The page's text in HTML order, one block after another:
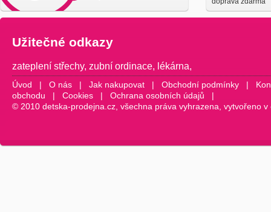
Užitečné odkazy
zateplení střechy, zubní ordinace, lékárna,
Úvod | O nás | Jak nakupovat | Obchodní podmínky |
obchodu | Cookies | Ochrana osobních údajů |
© 2010 detska-prodejna.cz, všechna práva vyhrazena, vytvořeno v